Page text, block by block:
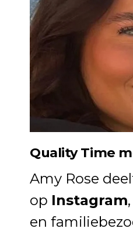
Quality Time
Amy Rose
op Instagram
en